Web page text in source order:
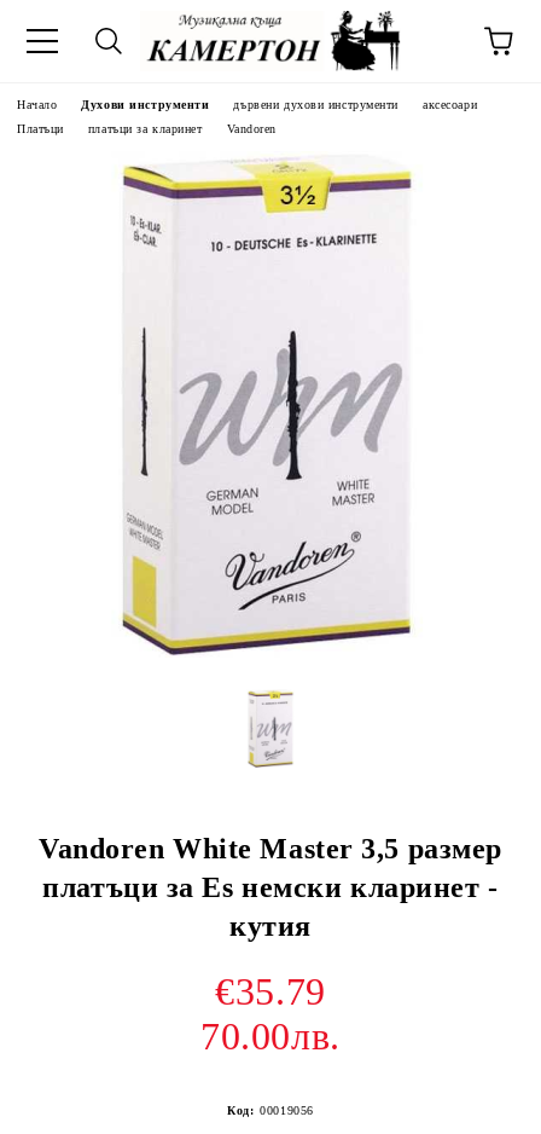
Начало Духови инструменти дървени духови инструменти
аксесоари
Платъци
платъци за кларинет Vandoren
Vandoren White Master 3,5 размер
платъци за Es немски кларинет -
кутия
€35.79
70.00лв.
Код: 00019056